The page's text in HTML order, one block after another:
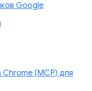
Google
(MCP) для